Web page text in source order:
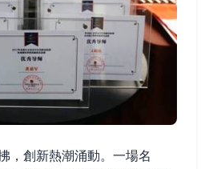
，創新熱潮涌動。一場名